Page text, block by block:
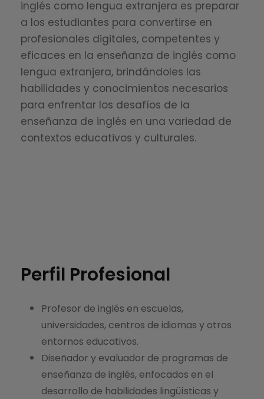
inglés como lengua extranjera es preparar
a los estudiantes para convertirse en
profesionales digitales, competentes y
eficaces en la enseñanza de inglés como
lengua extranjera, brindándoles las
habilidades y conocimientos necesarios
para enfrentar los desafíos de la
enseñanza de inglés en una variedad de
contextos educativos y culturales.
Perfil Profesional
Profesor de inglés en escuelas,
universidades, centros de idiomas y otros
entornos educativos.
Diseñador y evaluador de programas de
enseñanza de inglés, enfocados en el
desarrollo de habilidades lingüísticas y